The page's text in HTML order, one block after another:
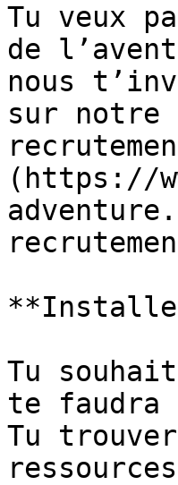
Tu veux
de
nous
sur notre
(https://
Tu
te faudra
Tu